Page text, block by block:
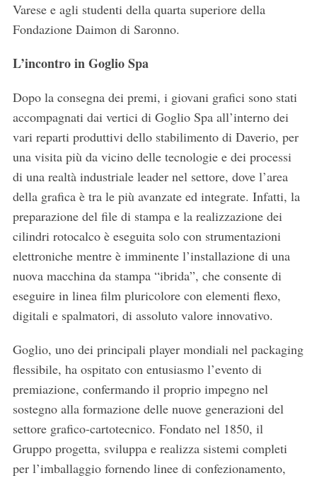
Varese e agli studenti della quarta superiore della
Fondazione Daimon di Saronno.
L’incontro in Goglio Spa
Dopo la consegna dei premi, i giovani grafici sono stati
accompagnati dai vertici di Goglio Spa all’interno dei
vari reparti produttivi dello stabilimento di Daverio, per
una visita più da vicino delle tecnologie e dei processi
di una realtà industriale leader nel settore, dove l’area
della grafica è tra le più avanzate ed integrate. Infatti, la
preparazione del file di stampa e la realizzazione dei
cilindri rotocalco è eseguita solo con strumentazioni
elettroniche mentre è imminente l’installazione di una
nuova macchina da stampa “ibrida”, che consente di
eseguire in linea film pluricolore con elementi flexo,
digitali e spalmatori, di assoluto valore innovativo.
Goglio, uno dei principali player mondiali nel packaging
flessibile, ha ospitato con entusiasmo l’evento di
premiazione, confermando il proprio impegno nel
sostegno alla formazione delle nuove generazioni del
settore grafico-cartotecnico. Fondato nel 1850, il
Gruppo progetta, sviluppa e realizza sistemi completi
per l’imballaggio fornendo linee di confezionamento,
S
e
r
c
h
r
: